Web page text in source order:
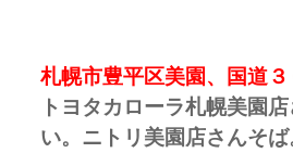
札幌市豊平区美園、国道３
トヨタカローラ札幌美園
い。ニトリ美園店さんそば